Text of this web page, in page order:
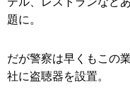
題に。
だが警察は早くもこの
社に盗聴器を設置。